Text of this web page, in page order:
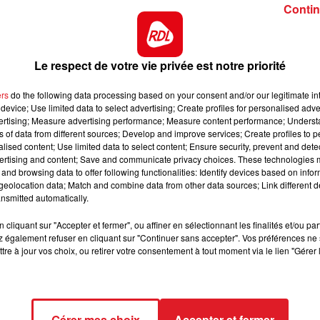
RDL & VOUS
Un Prelude De Bach
MAURANE
Le respect de votre vie privée est notre priorité
do the following data processing based on your consent and/or our legitimate
Use limited data to select advertising; Create profiles for personalised
Measure advertising performance; Measure content performance;
of data from different sources; Develop and improve services; Create profiles to
content; Use limited data to select content; Ensure security, prevent and
and content; Save and communicate privacy choices. These technologies
browsing data to offer following functionalities: Identify devices based on
data; Match and combine data from other data sources; Link different
automatically.
cliquant sur "Accepter et fermer", ou affiner en sélectionnant les finalités et/ou
également refuser en cliquant sur "Continuer sans accepter". Vos préférences
à jour vos choix, ou retirer votre consentement à tout moment via le lien